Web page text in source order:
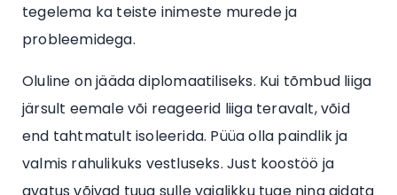
tegelema ka teiste inimeste murede ja
probleemidega.
Oluline on jääda diplomaatiliseks. Kui tõmbud liiga
järsult eemale või reageerid liiga teravalt, võid
end tahtmatult isoleerida. Püüa olla paindlik ja
valmis rahulikuks vestluseks. Just koostöö ja